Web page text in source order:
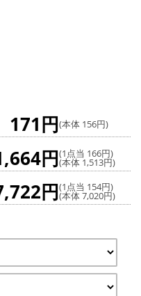
171円(本体 156円)
円(1点当 166円)
(本体 1,513円)
円(1点当 154円)
(本体 7,020円)